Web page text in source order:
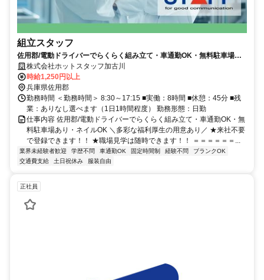
組立スタッフ
佐用郡/電動ドライバーでらくらく組み立て・車通勤OK・無料駐車場あ
り・ネイルOK
株式会社ホットスタッフ加古川
時給1,250円以上
兵庫県佐用郡
勤務時間 ＜勤務時間＞ 8:30～17:15 ■実働：8時間 ■休憩：45分 ■残
業：ありなし選べます（1日1時間程度） 勤務形態：日勤
仕事内容 佐用郡/電動ドライバーでらくらく組み立て・車通勤OK・無
料駐車場あり・ネイルOK ＼多彩な福利厚生の用意あり／ ★来社不要
で登録できます！！ ★職場見学は随時できます！！ ＝＝＝＝＝＝...
業界未経験者歓迎 学歴不問 車通勤OK 固定時間制 経験不問
ブランクOK
交通費支給
土日祝休み 服装自由
正社員